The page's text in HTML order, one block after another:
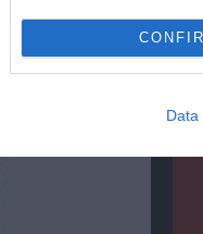
Data